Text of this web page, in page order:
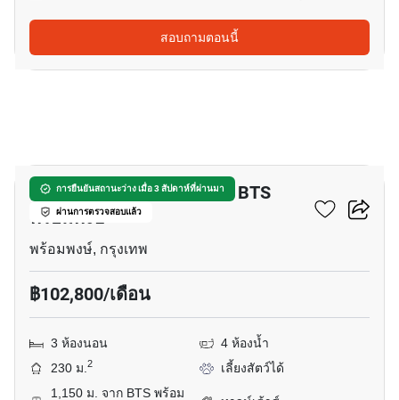
สอบถามตอนนี้
การยืนยันสถานะว่าง เมื่อ 3 สัปดาห์ที่ผ่านมา
ผ่านการตรวจสอบแล้ว
ทาวน์เฮ้าส์ 3-ห้องนอน ใกล้ BTS
พร้อมพงษ์
พร้อมพงษ์, กรุงเทพ
฿102,800/เดือน
3 ห้องนอน
4 ห้องน้ำ
230 ม.2
เลี้ยงสัตว์ได้
1,150 ม. จาก BTS พร้อม